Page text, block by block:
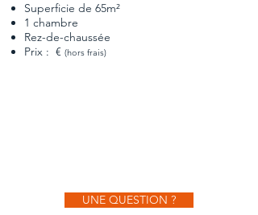
Superficie de 65m²
1 chambre
Rez-de-chaussée
Prix : € (hors frais)
UNE QUESTION ?